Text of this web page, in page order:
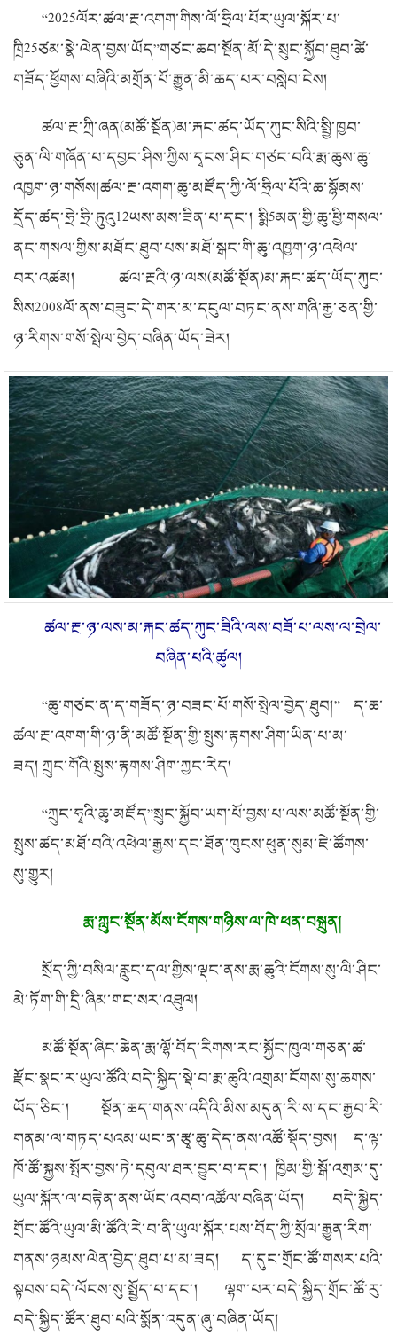
“2025ལོར་ཚལ་རྔ་འགག་གིས་ལོ་ཧྲིལ་པོར་ཡུལ་སྐོར་པ་
ཁྲི25ཙམ་སྣེ་ལེན་བྱས་ཡོད”གཙང་ཆབ་སྔོན་མོ་དེ་སྲུང་སྐྱོབ་ཐུབ་ཚེ་
གཟོད་ཕྱོགས་བཞིའི་མགྲོན་པོ་རྒྱུན་མི་ཆད་པར་བསླེབ་ངེས།
ཚལ་རྔ་ཀྲི་ཞན(མཚོ་སྔོན)མ་རྐང་ཚད་ཡོད་ཀུང་སིའི་སྤྱི་ཁྱབ་
ཅུན་ལི་གཞོན་པ་དབྱང་ཤིས་ཀྱིས་དྭངས་ཤིང་གཙང་བའི་རྨ་ཆུས་ཆུ་
འཁྱག་ཉ་གསོས།ཚལ་རྔ་འགག་ཆུ་མཛོད་ཀྱི་ལོ་ཧྲིལ་པོའི་ཆ་སྙོམས་
དྲོད་ཚད་ཧྲེ་ཧྲི་ཏུའུ12ཡས་མས་ཟིན་པ་དང་། སྨི5མན་གྱི་ཆུ་ཕྱི་གསལ་
ནང་གསལ་གྱིས་མཐོང་ཐུབ་པས་མཐོ་སྒང་གི་ཆུ་འཁྱག་ཉ་འཕེལ་
བར་འཚམ། ཚལ་རྔའི་ཉ་ལས(མཚོ་སྔོན)མ་རྐང་ཚད་ཡོད་ཀུང་
སིས2008ལོ་ནས་བཟུང་དེ་གར་མ་དངུལ་བཏང་ནས་གཞི་རྒྱ་ཅན་གྱི་
ཉ་རིགས་གསོ་སྤེལ་བྱེད་བཞིན་ཡོད་ཟེར།
ཚལ་རྔ་ཉ་ལས་མ་རྐང་ཚད་ཀུང་ཟིའི་ལས་བཟོ་པ་ལས་ལ་བྲེལ་
བཞིན་པའི་ཚུལ།
“ཆུ་གཙང་ན་ད་གཟོད་ཉ་བཟང་པོ་གསོ་སྤེལ་བྱེད་ཐུབ།” ད་ཆ་
ཚལ་རྔ་འགག་གི་ཉ་ནི་མཚོ་སྔོན་གྱི་སྤུས་རྟགས་ཤིག་ཡིན་པ་མ་
ཟད། ཀྲུང་གོའི་སྤུས་རྟགས་ཤིག་ཀྱང་རེད།
“ཀྲུང་ཧྭའི་ཆུ་མཛོད”སྲུང་སྐྱོབ་ཡག་པོ་བྱས་པ་ལས་མཚོ་སྔོན་གྱི་
སྤུས་ཚད་མཐོ་བའི་འཕེལ་རྒྱས་དང་ཐོན་ཁུངས་ཕུན་སུམ་ཇེ་ཚོགས་
སུ་གྱུར།
རྨ་ཀླུང་སྔོན་མོས་ངོགས་གཉིས་ལ་ཁེ་ཕན་བསྐྲུན།
སྲོད་ཀྱི་བསིལ་རླུང་དལ་གྱིས་ལྡང་ནས་རྨ་ཆུའི་ངོགས་སུ་ལི་ཤིང་
མེ་ཏོག་གི་དྲི་ཞིམ་གང་སར་འཐུལ།
མཚོ་སྔོན་ཞིང་ཆེན་རྨ་ལྷོ་བོད་རིགས་རང་སྐྱོང་ཁུལ་གཅན་ཚ་
རྫོང་སྣང་ར་ཡུལ་ཚོའི་བདེ་སྐྱིད་སྡེ་བ་རྨ་ཆུའི་འགྲམ་ངོགས་སུ་ཆགས་
ཡོད་ཅིང་། སྔོན་ཆད་གནས་འདིའི་མིས་མདུན་རི་ས་དང་རྒྱབ་རི་
གནམ་ལ་གཏད་པའམ་ཡང་ན་རྩྭ་ཆུ་དེད་ནས་འཚོ་སྡོད་བྱས། ད་ལྟ་
ཁོ་ཚོ་སྐྱས་སྤོར་བྱས་ཏེ་དབུལ་ཐར་བྱུང་བ་དང་། ཁྱིམ་གྱི་སྒོ་འགྲམ་དུ་
ཡུལ་སྐོར་ལ་བརྟེན་ནས་ཡོང་འབབ་འཚོལ་བཞིན་ཡོད། བདེ་སྐྱེད་
གྲོང་ཚོའི་ཡུལ་མི་ཚོའི་རེ་བ་ནི་ཡུལ་སྐོར་པས་བོད་ཀྱི་སྲོལ་རྒྱུན་རིག་
གནས་ཉམས་ལེན་བྱེད་ཐུབ་པ་མ་ཟད། ད་དུང་གྲོང་ཚོ་གསར་པའི་
སྟབས་བདེ་ལོངས་སུ་སྤྱོད་པ་དང་། ལྷག་པར་བདེ་སྐྱིད་གྲོང་ཚོ་རུ་
བདེ་སྐྱིད་ཚོར་ཐུབ་པའི་སྨོན་འདུན་ཞུ་བཞིན་ཡོད།